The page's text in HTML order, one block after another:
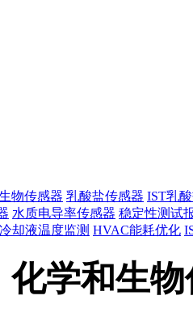
物传感器 乳酸盐传感器 IST乳
水质电导率传感器 稳定性测试
却液温度监测 HVAC能耗优化
化学和生